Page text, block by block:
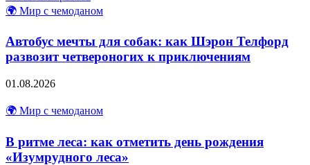
🌍 Мир с чемоданом
Автобус мечты для собак: как Шэрон Телфорд
развозит четвероногих к приключениям
01.08.2026
🌍 Мир с чемоданом
В ритме леса: как отметить день рождения
«Изумрудного леса»